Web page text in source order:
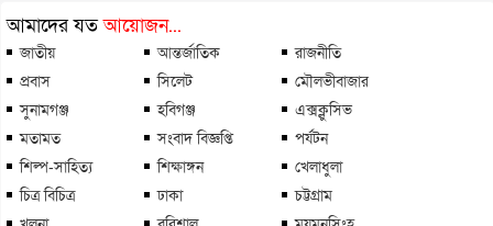
আমাদের যতআয়োজন...
জাতীয় আন্তর্জাতিক
রাজনীতি
প্রবাস
সিলেট
মৌলভীবাজার
সুনামগঞ্জ
হবিগঞ্জ
এক্সক্লুসিভ
মতামত
সংবাদ বিজ্ঞপ্তি
পর্যটন
শিল্প-সাহিত্য
শিক্ষাঙ্গন
খেলাধুলা
চিত্র বিচিত্র
ঢাকা
চট্টগ্রাম